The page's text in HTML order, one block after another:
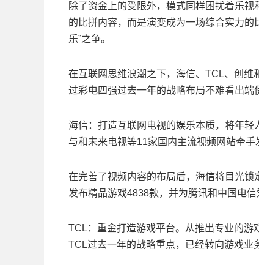
除了资金上的受限外，模式同样困扰着乐
的比拼内容，而是演变成为一场综合实力
乐”之争。
在互联网思维浪潮之下，海信、TCL、创
过彩电四强过去一年的战略布局不难看出端
海信：打造互联网电视的娱乐本质，将年
与和未来电视等11家国内主流视频网站牵
在完善了视频内容的布局后，海信将目光
发布精品游戏4838款，并为腾讯和中国电
TCL：重金打造游戏平台。从推出专业的游
TCL过去一年的战略重点，已经转向游戏业